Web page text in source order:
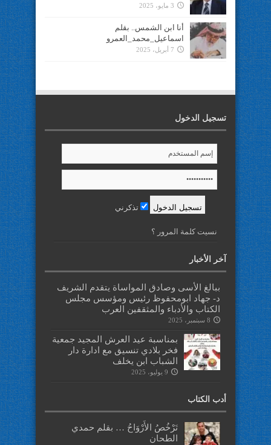
3 مايو، 2025
أنا ابن الشمس.. بقلم
اسماعيل_محمد_العمرو
7 أبريل، 2025
تسجيل الدخول
تذكرني
نسيت كلمة المرور ؟
آخر الأخبار
ببالغ الأسى وصادق المواساة يتقدم الشريف
د- جهاد ابومحفوظ رئيس ومؤسس مجلس
الكتاب والأدباء والمثقفين العرب
8 سبتمبر، 2025
بمناسبة عيد العرش المجيد جمعية
فخر بلادي تنسيق مع ادارة دار
الشباب ابن يخلف
9 يوليو، 2025
أدب الكتاب
تَرْخُصُ الأَرْوَاحُ … بقلم حمدي
الطحان